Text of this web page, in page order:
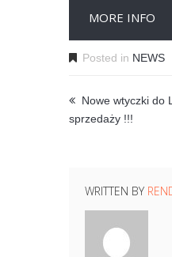
MORE INFO
Posted in NEWS
Nowe wtyczki do
sprzedaży !!!
WRITTEN BY